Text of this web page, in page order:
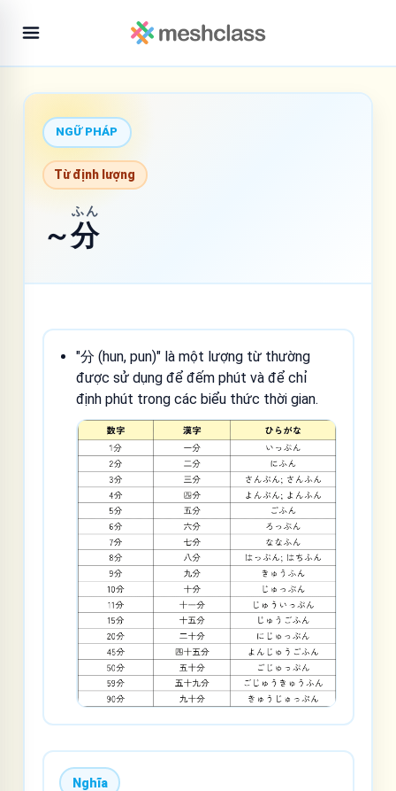
NGỮ PHÁP
Từ định lượng
～分
ふん
"分 (hun, pun)" là một lượng từ thường
được sử dụng để đếm phút và để chỉ
định phút trong các biểu thức thời gian.
Nghĩa